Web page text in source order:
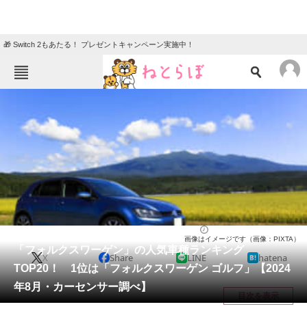
🎁 Switch 2もあたる！ プレゼントキャンペーン実施中！
クイズ
住まい 教育・育児
動物 リサーチ
会員記事
メディア
注目記事を集めた総合ページ
「フォルクスワーゲン」の人気車種ランキング
TOP20！ 1位は「フォルクスワーゲン ゴルフ」【2024
年8月・カーセンサー調べ】
画像はイメージです（画像：PIXTA）
X Share LINE hatena
目次を表示